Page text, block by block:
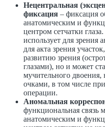
Нецентральная
фиксация – фиксация
анатомическим и
центром сетчатки
использует для зрения
для акта зрения
развитию зрения
глазами), но и может
мучительного
очками, в том числе
операции.
Аномальная
функциональная связь
анатомическим и